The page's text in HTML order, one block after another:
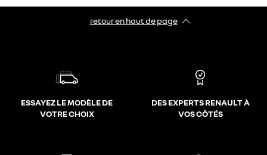
retour en haut de page​
ESSAYEZ LE MODÈLE DE
VOTRE CHOIX
DES EXPERTS RENAULT À
VOS CÔTÉS